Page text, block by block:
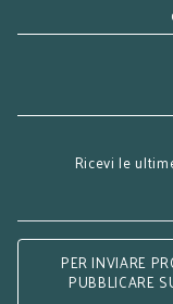
Ricevi le
PER INVIARE
PUBBLICARE